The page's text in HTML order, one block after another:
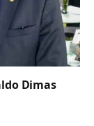
Dimas